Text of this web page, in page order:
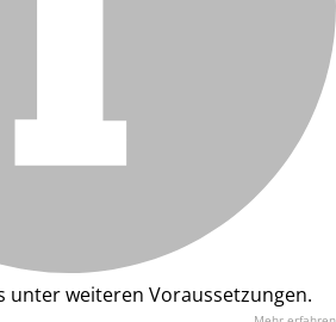
unter weiteren Voraussetzungen.